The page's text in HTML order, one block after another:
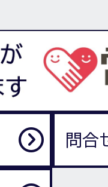
問合